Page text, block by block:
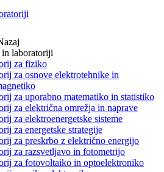
in laboratoriji
za fiziko
za osnove elektrotehnike in
za uporabno matematiko in statistiko
za električna omrežja in naprave
za elektroenergetske sisteme
za energetske strategije
za preskrbo z električno energijo
za razsvetljavo in fotometrijo
za fotovoltaiko in optoelektroniko